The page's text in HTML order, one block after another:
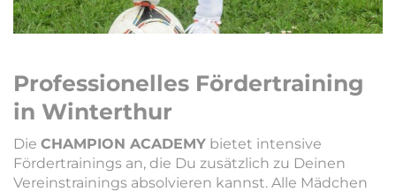
Professionelles Fördertraining
in Winterthur
Die CHAMPION ACADEMY bietet intensive
Fördertrainings an, die Du zusätzlich zu Deinen
Vereinstrainings absolvieren kannst. Alle Mädchen